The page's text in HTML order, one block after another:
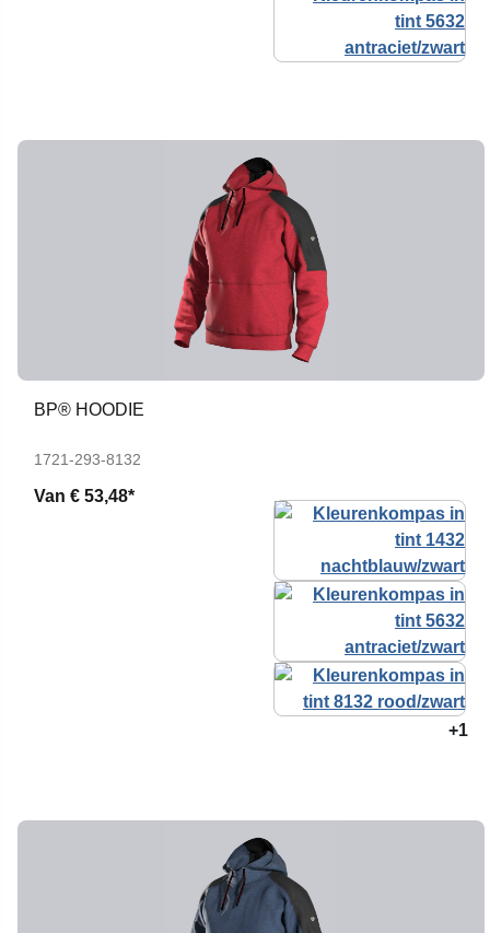
BP® HOODIE
1721-293-8132
Van € 53,48*
+1